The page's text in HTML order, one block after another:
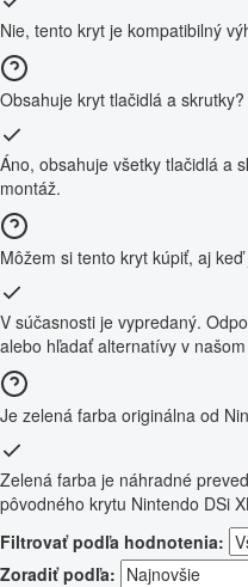
Nie, tento kryt je kompatibilný
Obsahuje kryt tlačidlá a skrutky?
Áno, obsahuje všetky tlačidlá a
montáž.
Môžem si tento kryt kúpiť, aj
V súčasnosti je vypredaný.
alebo hľadať alternatívy v
Je zelená farba originálna od
Zelená farba je náhradné
pôvodného krytu Nintendo DSi
Filtrovať podľa hodnotenia:
Zoradiť podľa: